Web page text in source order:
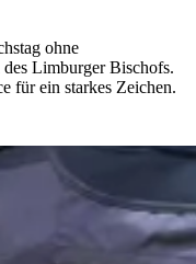
ohne
Limburger Bischofs.
für ein starkes Zeichen.